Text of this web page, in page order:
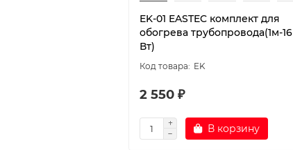
EK-01 EASTEC комплект для
обогрева трубопровода(1м-16
Вт)
EK
2 550 ₽
В корзину